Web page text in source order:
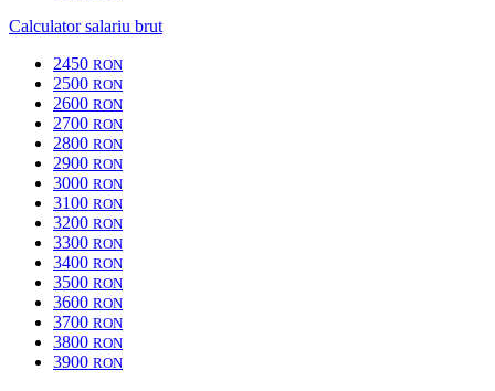
Calculator salariu brut
2450 RON
2500 RON
2600 RON
2700 RON
2800 RON
2900 RON
3000 RON
3100 RON
3200 RON
3300 RON
3400 RON
3500 RON
3600 RON
3700 RON
3800 RON
3900 RON